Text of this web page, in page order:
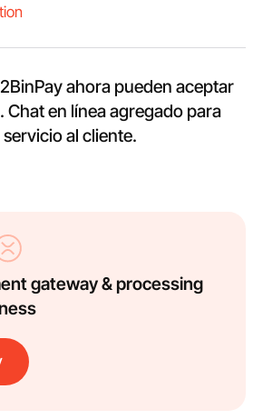
ahora pueden aceptar
Chat en línea agregado para
al cliente.
gateway & processing